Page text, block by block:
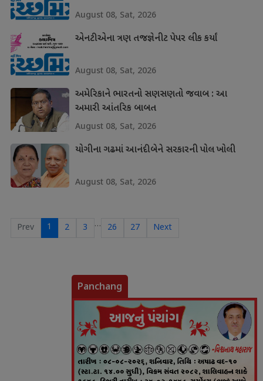
August 08, Sat, 2026
એનટીએના ત્રણ તજજ્ઞેનીટ પેપર લીક કર્યાં
August 08, Sat, 2026
અમેરિકાને ભારતનો સણસણતો જવાબ : આ
અમારી આંતરિક બાબત
August 08, Sat, 2026
યોગીના ગઢમાં આનંદીબેને સરકારની પોલ ખોલી
August 08, Sat, 2026
Prev 1 2 3 … 26 27 Next
Panchang